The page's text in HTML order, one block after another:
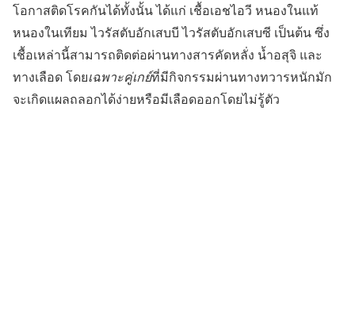
โอกาสติดโรคกันได้ทั้งนั้น ได้แก่ เชื้อเอชไอวี หนองในแท้
หนองในเทียม ไวรัสตับอักเสบบี ไวรัสตับอักเสบซี เป็นต้น ซึ่ง
เชื้อเหล่านี้สามารถติดต่อผ่านทางสารคัดหลั่ง น้ำอสุจิ และ
ทางเลือด โดยเฉพาะคู่เกย์ที่มีกิจกรรมผ่านทางทวารหนักมัก
จะเกิดแผลถลอกได้ง่ายหรือมีเลือดออกโดยไม่รู้ตัว